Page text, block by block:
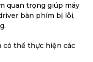
quan trọng giúp máy
bàn phím bị lỗi,
có thể thực hiện các